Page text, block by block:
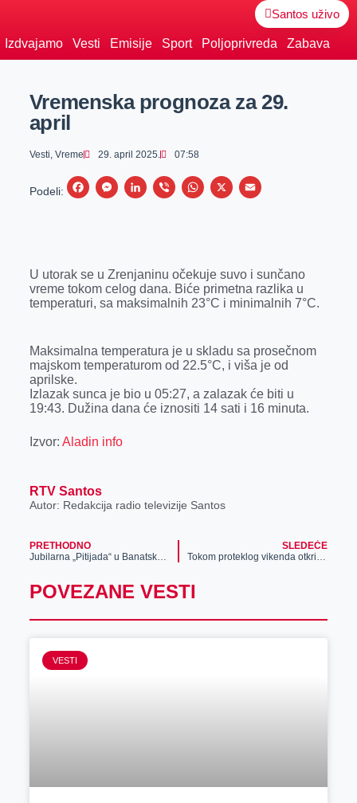
Santos uživo
Izdvajamo Vesti Emisije Sport Poljoprivreda Zabava
Vremenska prognoza za 29.
april
Vesti, Vreme 29. april 2025. 07:58
Podeli:
F
b
o
M
e
n
r
L
e
d
V
r
W
s
A
p
X
E
l
U utorak se u Zrenjaninu očekuje suvo i sunčano
vreme tokom celog dana. Biće primetna razlika u
temperaturi, sa maksimalnih 23°C i minimalnih 7°C.
Maksimalna temperatura je u skladu sa prosečnom
majskom temperaturom od 22.5°C, i viša je od
aprilske.
Izlazak sunca je bio u 05:27, a zalazak će biti u
19:43. Dužina dana će iznositi 14 sati i 16 minuta.
Izvor: Aladin info
RTV Santos
Autor: Redakcija radio televizije Santos
PRETHODNO
Jubilarna „Pitijada“ u Banatskom Despotovcu
SLEDEĆE
Tokom proteklog vikenda otkriveno i sankcionisano ukupno 226 prekršaja, iz saobraćaja isključeno 20 vozača koji su vozili pod dejstvom alkohola
POVEZANE VESTI
VESTI